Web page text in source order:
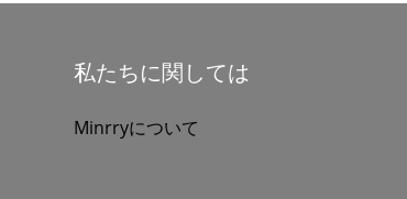
私たちに関しては
Minrryについて